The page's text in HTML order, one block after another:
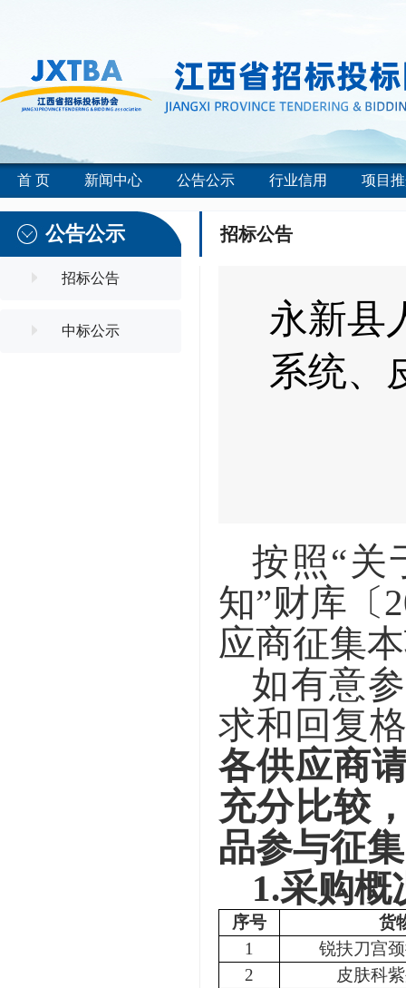
首 页 新闻中心 公告公示 行业信用 项目
公告公示
招标公告
中标公示
招标公告
永新县
系统、
按照“关
知”财库〔
应商征集
如有意
求和回复
各供应商
充分比较
品参与征
1.采购概
序号
货
1
锐扶刀宫
2
皮肤科